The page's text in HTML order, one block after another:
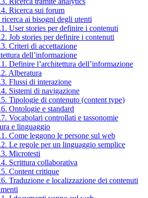
Ricerca sui forum
ai bisogni degli utenti
User stories per definire i contenuti
Job stories per definire i contenuti
Criteri di accettazione
dell’informazione
Definire l’architettura dell’informazione
Alberatura
Flussi di interazione
Sistemi di navigazione
Tipologie di contenuto (content type)
Ontologie e standard
Vocabolari controllati e tassonomie
e linguaggio
Come leggono le persone sul web
Le regole per un linguaggio semplice
Microtesti
Scrittura collaborativa
Content critique
Traduzione e localizzazione dei contenuti